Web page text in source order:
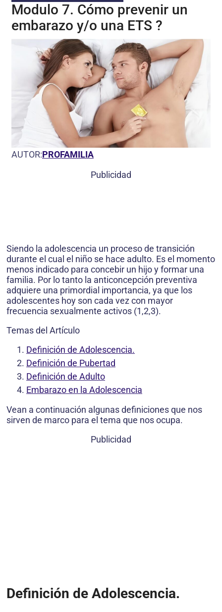
Modulo 7. Cómo prevenir un
embarazo y/o una ETS ?
AUTOR:PROFAMILIA
Publicidad
Siendo la adolescencia un proceso de transición
durante el cual el niño se hace adulto. Es el momento
menos indicado para concebir un hijo y formar una
familia. Por lo tanto la anticoncepción preventiva
adquiere una primordial importancia, ya que los
adolescentes hoy son cada vez con mayor
frecuencia sexualmente activos (1,2,3).
Temas del Artículo
Definición de Adolescencia.
Definición de Pubertad
Definición de Adulto
Embarazo en la Adolescencia
Vean a continuación algunas definiciones que nos
sirven de marco para el tema que nos ocupa.
Publicidad
Definición de Adolescencia.